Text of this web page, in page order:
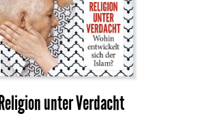
Religion unter Verdacht: